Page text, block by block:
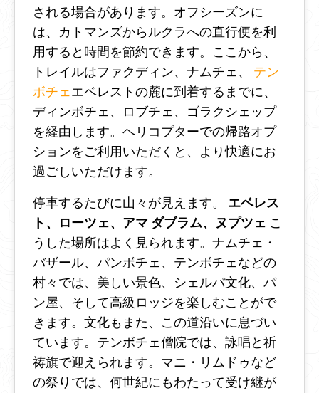
される場合があります。オフシーズンに
は、カトマンズからルクラへの直行便を利
用すると時間を節約できます。ここから、
トレイルはファクディン、ナムチェ、 テン
ボチェエベレストの麓に到着するまでに、
ディンボチェ、ロブチェ、ゴラクシェップ
を経由します。ヘリコプターでの帰路オプ
ションをご利用いただくと、より快適にお
過ごしいただけます。
停車するたびに山々が見えます。 エベレス
ト、ローツェ、アマ ダブラム、ヌプツェ こ
うした場所はよく見られます。ナムチェ・
バザール、パンボチェ、テンボチェなどの
村々では、美しい景色、シェルパ文化、パ
ン屋、そして高級ロッジを楽しむことがで
きます。文化もまた、この道沿いに息づい
ています。テンボチェ僧院では、詠唱と祈
祷旗で迎えられます。マニ・リムドゥなど
の祭りでは、何世紀にもわたって受け継が